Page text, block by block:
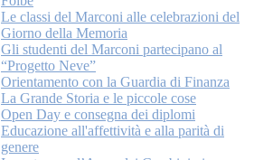
Le classi del Marconi alle celebrazioni del
Giorno della Memoria
Gli studenti del Marconi partecipano al
“Progetto Neve”
Orientamento con la Guardia di Finanza
La Grande Storia e le piccole cose
Open Day e consegna dei diplomi
Educazione all'affettività e alla parità di
genere